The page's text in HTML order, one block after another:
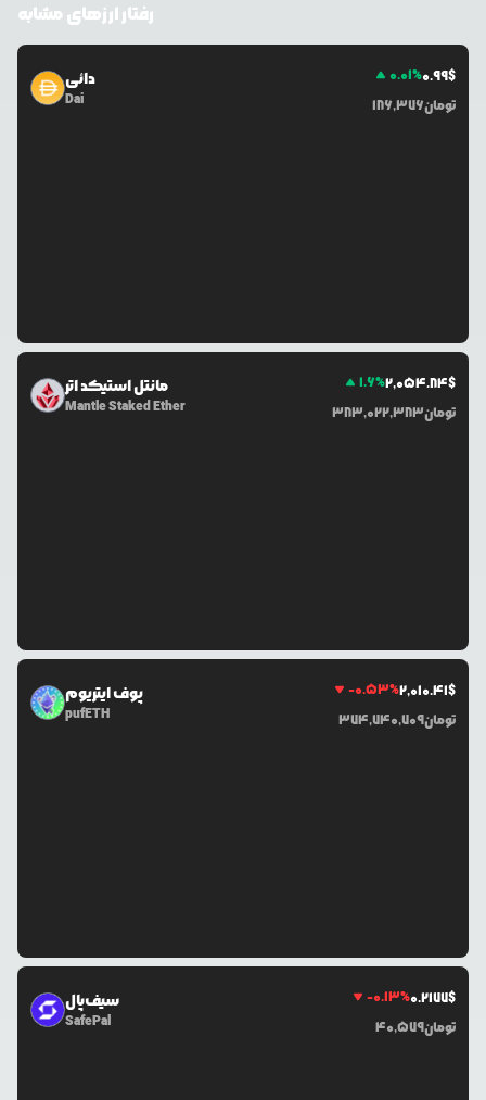
رفتار ارزهای مشابه
دائی
Dai
0.01%0.99$
186,376تومان
مانتل استیکد اتر
Mantle Staked Ether
1.6%2,054.84$
383,022,383تومان
پوف ایتریوم
pufETH
-0.53%2,010.41$
374,740,709تومان
سیف‌پال
SafePal
-0.13%0.2177$
40,579تومان